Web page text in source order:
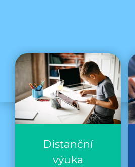
Distanční
výuka